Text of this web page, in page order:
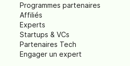
Programmes partenaires
Affiliés
Experts
Startups & VCs
Partenaires Tech
Engager un expert